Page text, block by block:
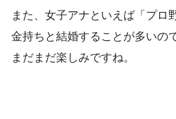
また、女子アナといえば「プロ
金持ちと結婚することが多いの
まだまだ楽しみですね。